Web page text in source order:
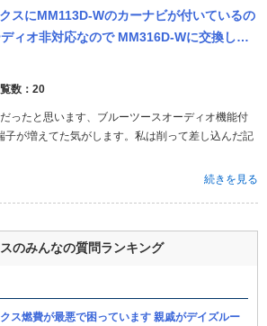
スにMM113D-Wのカーナビが付いているの
ィオ非対応なので MM316D-Wに交換しよ
接続する配線やカプラの状態など...
数： 20
ったと思います、ブルーツースオーディオ機能付
子が増えてた気がします。私は削って差し込んだ記
続きを見る
のみんなの質問ランキング
ス燃費が最悪で困っています 親戚がデイズルー